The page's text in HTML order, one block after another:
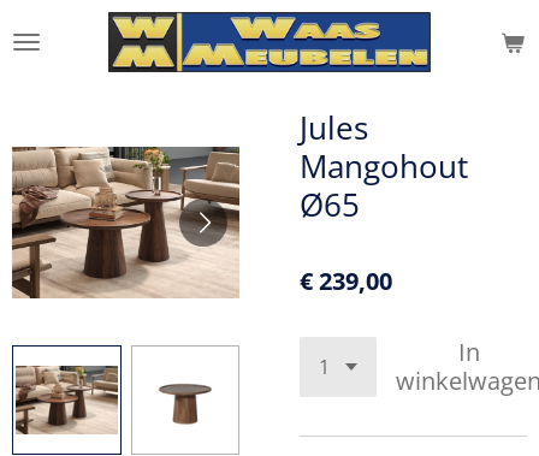
direct
Jules
Mangohout
Ø65
€ 239,00
In